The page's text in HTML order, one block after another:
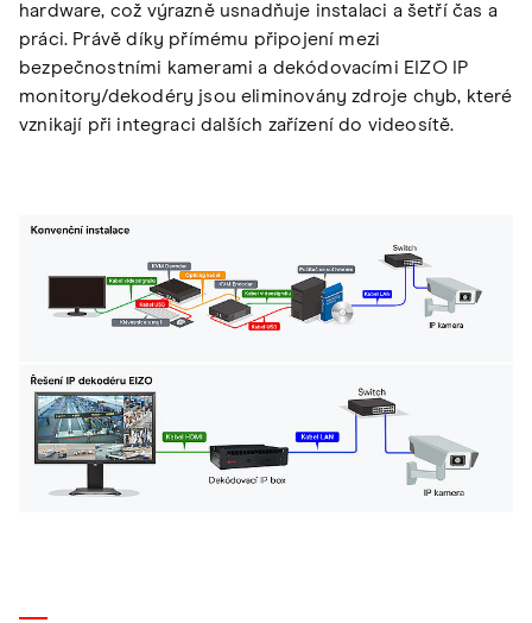
hardware, což výrazně usnadňuje instalaci a šetří čas a
práci. Právě díky přímému připojení mezi
bezpečnostními kamerami a dekódovacími EIZO IP
monitory/dekodéry jsou eliminovány zdroje chyb, které
vznikají při integraci dalších zařízení do videosítě.